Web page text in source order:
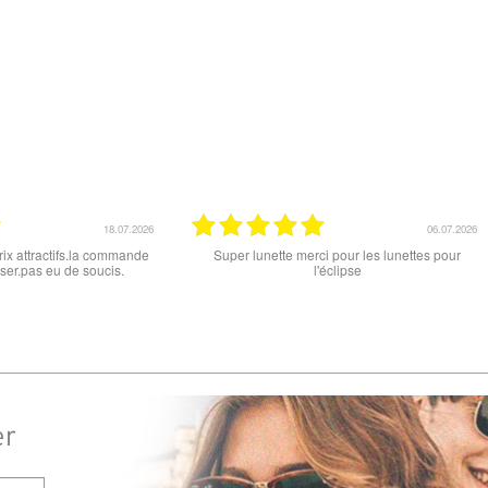
15.06.2026
soit le produit commandé
. merci
12.06.2026
super les lunettes, très cool, merci